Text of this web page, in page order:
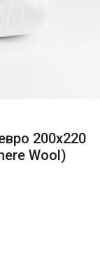
200х220
Wool)